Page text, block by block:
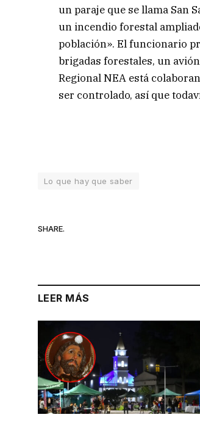
un paraje que se llama San
un incendio forestal
población». El funcionario
brigadas forestales, un
Regional NEA está
ser controlado, así que
Lo que hay que saber
SHARE.
LEER MÁS